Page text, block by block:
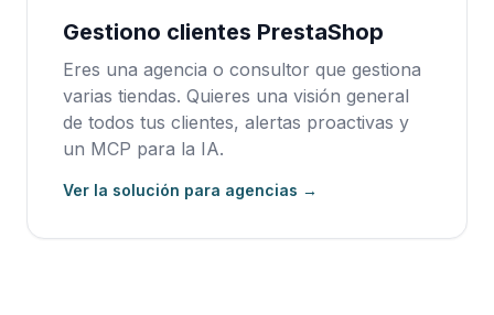
Gestiono clientes PrestaShop
Eres una agencia o consultor que gestiona
varias tiendas. Quieres una visión general
de todos tus clientes, alertas proactivas y
un MCP para la IA.
Ver la solución para agencias →